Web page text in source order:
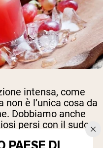
intensa, come
non è l’unica cosa da
Dobbiamo anche
persi con il sudore.